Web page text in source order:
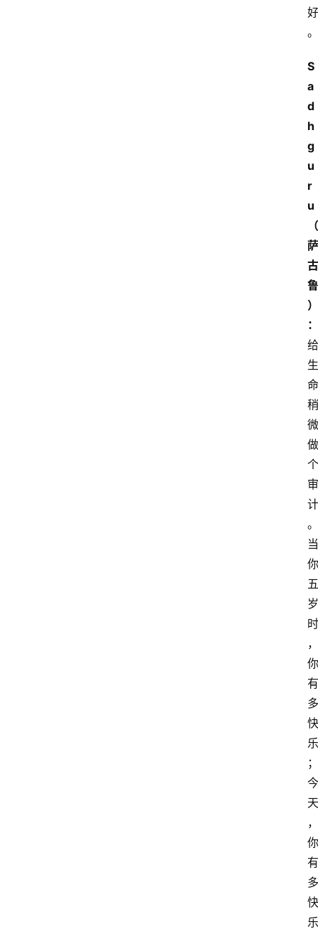
好
。
S
a
d
h
g
u
r
u
（
萨
古
鲁
）
：
给
生
命
稍
微
做
个
审
计
。
当
你
五
岁
时
，
你
有
多
快
乐
；
今
天
，
你
有
多
快
乐